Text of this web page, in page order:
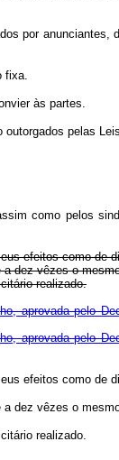
por anunciantes,
fixa.
às partes.
pelas
como pelos
efeitos como de
dez vêzes o
realizado.
aprovada pelo
aprovada pelo
efeitos como de
dez vêzes o
realizado.